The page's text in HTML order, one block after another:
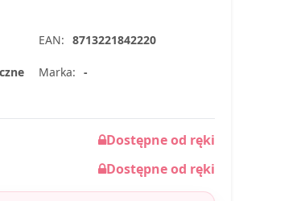
EAN: 8713221842220
Marka: -
Dostępne od ręki
Dostępne od ręki